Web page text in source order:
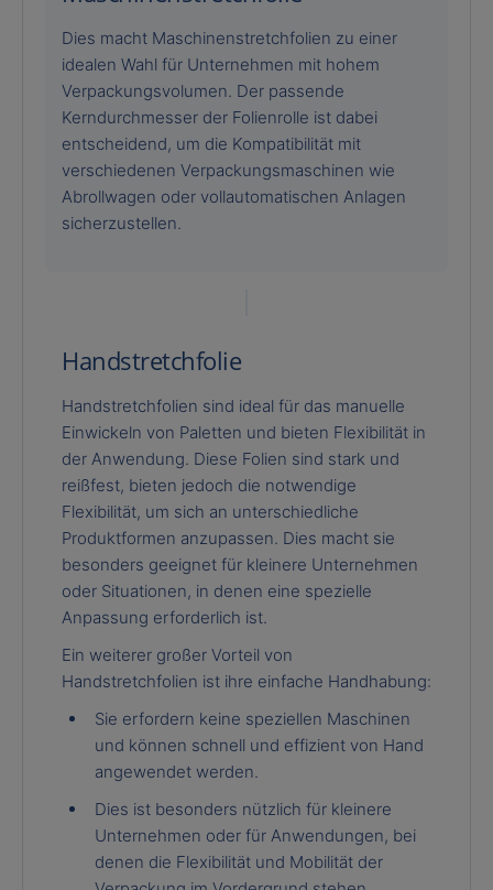
Dies macht Maschinenstretchfolien zu einer
idealen Wahl für Unternehmen mit hohem
Verpackungsvolumen. Der passende
Kerndurchmesser der Folienrolle ist dabei
entscheidend, um die Kompatibilität mit
verschiedenen Verpackungsmaschinen wie
Abrollwagen oder vollautomatischen Anlagen
sicherzustellen.
Handstretchfolie
Handstretchfolien sind ideal für das manuelle
Einwickeln von Paletten und bieten Flexibilität in
der Anwendung. Diese Folien sind stark und
reißfest, bieten jedoch die notwendige
Flexibilität, um sich an unterschiedliche
Produktformen anzupassen. Dies macht sie
besonders geeignet für kleinere Unternehmen
oder Situationen, in denen eine spezielle
Anpassung erforderlich ist.
Ein weiterer großer Vorteil von
Handstretchfolien ist ihre einfache Handhabung:
Sie erfordern keine speziellen Maschinen
und können schnell und effizient von Hand
angewendet werden.
Dies ist besonders nützlich für kleinere
Unternehmen oder für Anwendungen, bei
denen die Flexibilität und Mobilität der